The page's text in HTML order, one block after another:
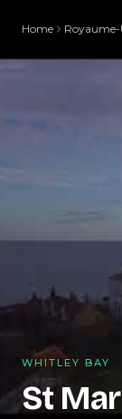
Home Royaume-
WHITLEY BAY
St